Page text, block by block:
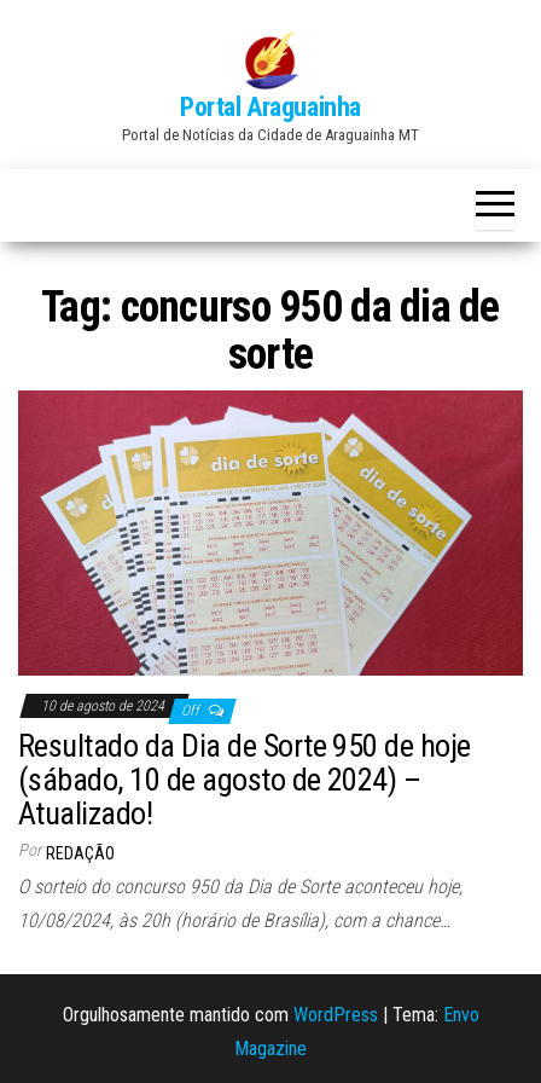
Portal Araguainha
Portal de Notícias da Cidade de Araguainha MT
Tag: concurso 950 da dia de
sorte
10 de agosto de 2024 Off
Resultado da Dia de Sorte 950 de hoje
(sábado, 10 de agosto de 2024) –
Atualizado!
Por REDAÇÃO
O sorteio do concurso 950 da Dia de Sorte aconteceu hoje,
10/08/2024, às 20h (horário de Brasília), com a chance…
Orgulhosamente mantido com WordPress | Tema: Envo
Magazine